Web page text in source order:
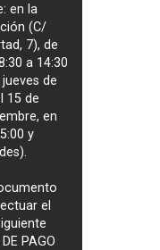
en la
(C/
7), de
a 14:30
de
15 de
en
y
el
PAGO